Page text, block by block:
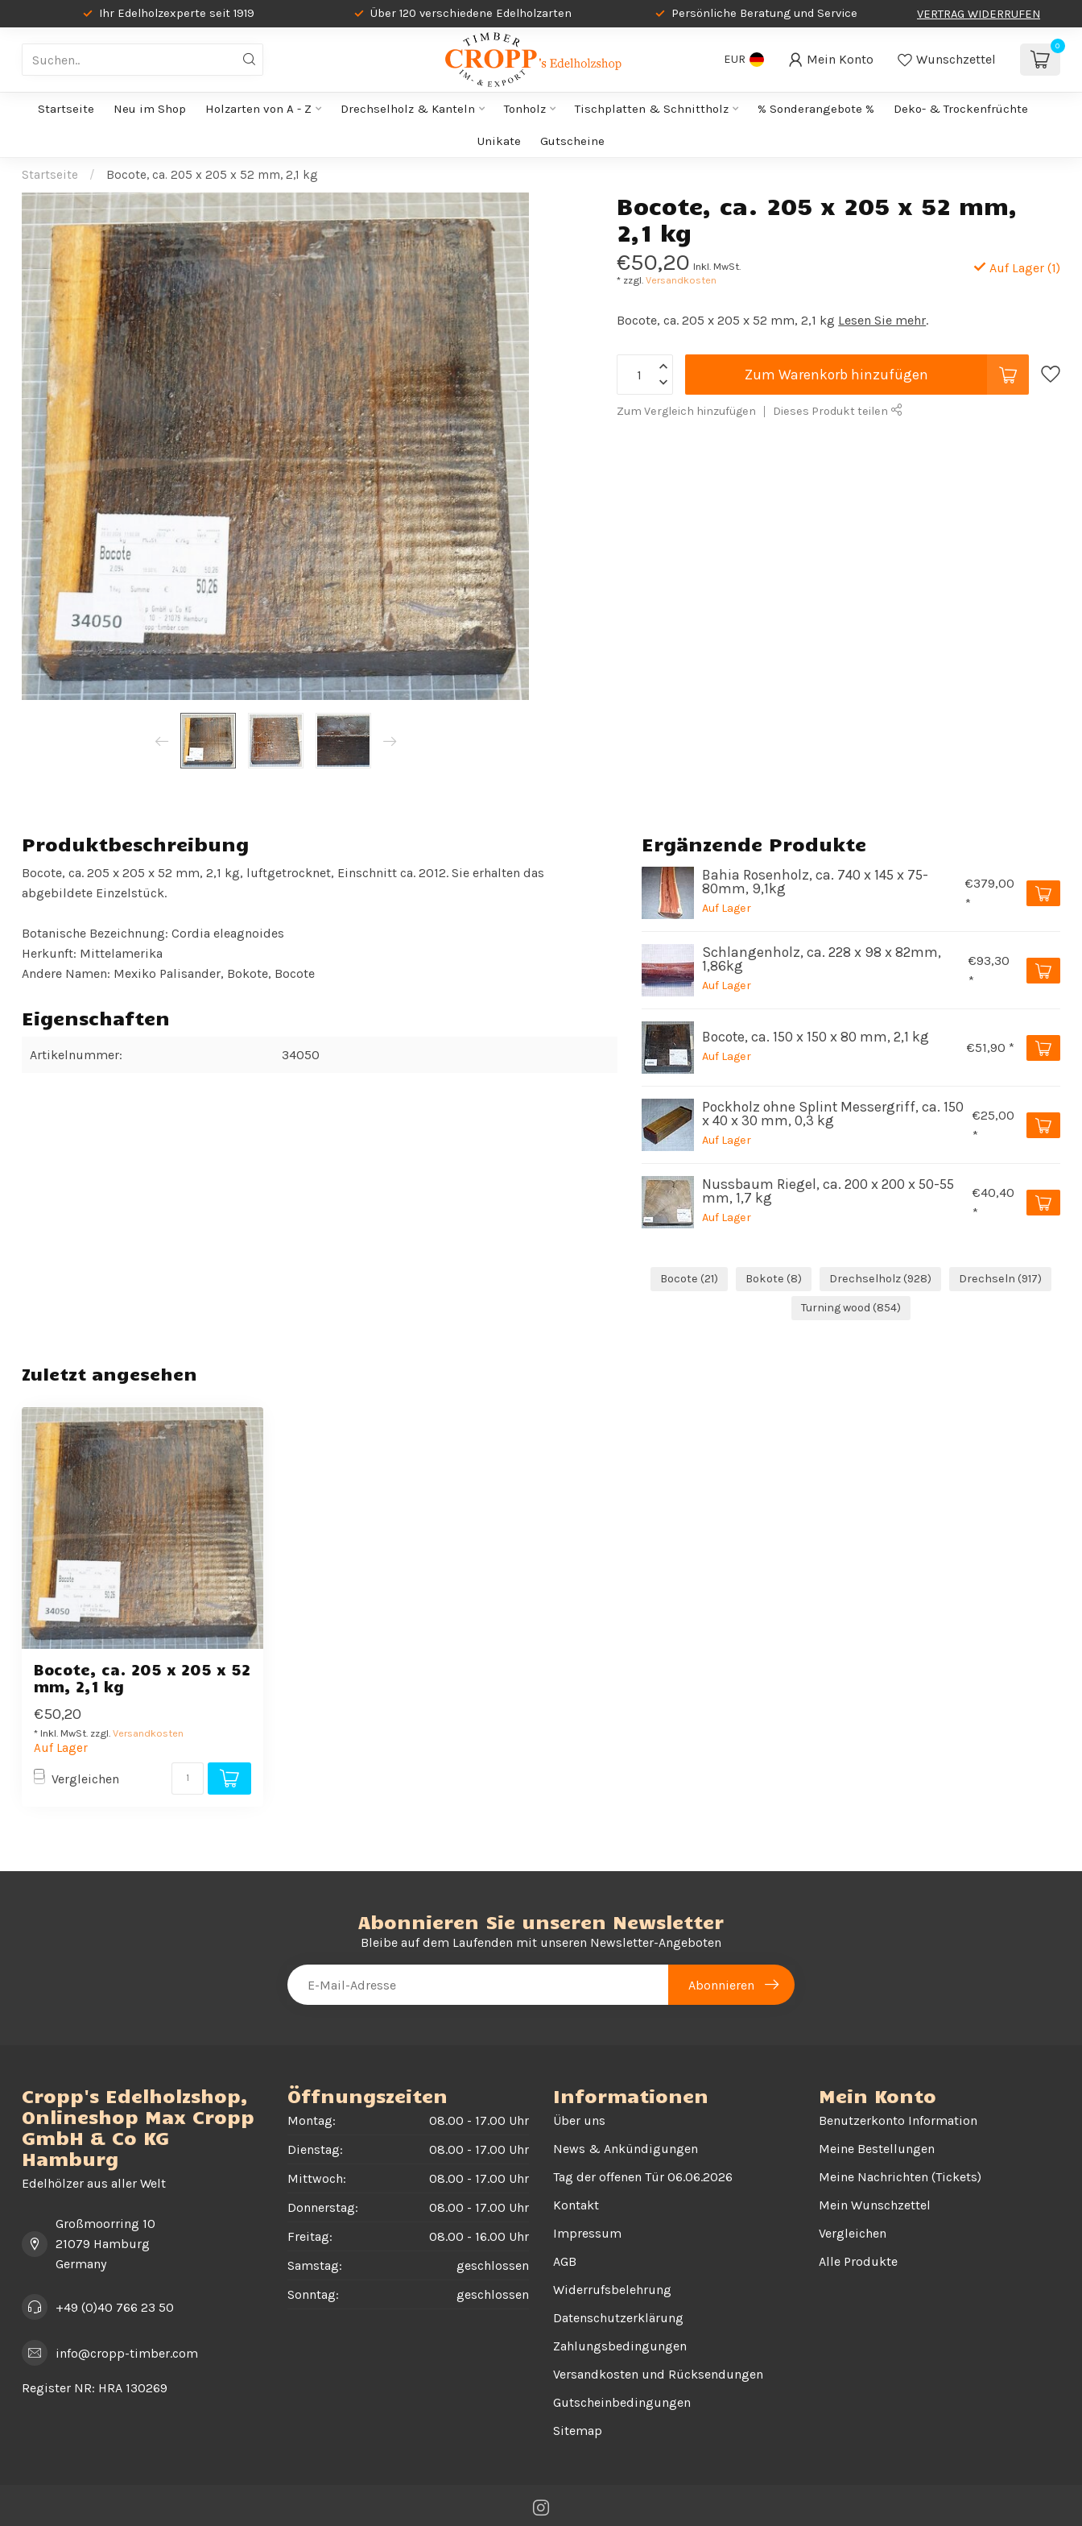
Ihr Edelholzexperte seit 1919 Über 120 verschiedene Edelholzarten Persönliche Beratung und Service VERTRAG WIDERRUFEN
EUR Mein Konto Wunschzettel
0
Startseite Neu im Shop Holzarten von A - Z Drechselholz & Kanteln Tonholz Tischplatten & Schnittholz % Sonderangebote % Deko- & Trockenfrüchte
Unikate Gutscheine
Startseite / Bocote, ca. 205 x 205 x 52 mm, 2,1 kg
Bocote, ca. 205 x 205 x 52 mm,
2,1 kg
€50,20 Inkl. MwSt.
* zzgl.Versandkosten
Auf Lager (1)
Bocote, ca. 205 x 205 x 52 mm, 2,1 kg Lesen Sie mehr.
Zum Warenkorb hinzufügen
Zum Vergleich hinzufügen Dieses Produkt teilen
Produktbeschreibung
Bocote, ca. 205 x 205 x 52 mm, 2,1 kg, luftgetrocknet, Einschnitt ca. 2012. Sie erhalten das
abgebildete Einzelstück.
Botanische Bezeichnung: Cordia eleagnoides
Herkunft: Mittelamerika
Andere Namen: Mexiko Palisander, Bokote, Bocote
Eigenschaften
Artikelnummer: 34050
Ergänzende Produkte
Bahia Rosenholz, ca. 740 x 145 x 75-
80mm, 9,1kg
Auf Lager
€379,00
*
Schlangenholz, ca. 228 x 98 x 82mm,
1,86kg
Auf Lager
€93,30
*
Bocote, ca. 150 x 150 x 80 mm, 2,1 kg
Auf Lager
€51,90 *
Pockholz ohne Splint Messergriff, ca. 150
x 40 x 30 mm, 0,3 kg
Auf Lager
€25,00
*
Nussbaum Riegel, ca. 200 x 200 x 50-55
mm, 1,7 kg
Auf Lager
€40,40
*
Bocote (21) Bokote (8) Drechselholz (928) Drechseln (917)
Turning wood (854)
Zuletzt angesehen
Bocote, ca. 205 x 205 x 52
mm, 2,1 kg
€50,20
* Inkl. MwSt. zzgl. Versandkosten
Auf Lager
Vergleichen
Abonnieren Sie unseren Newsletter
Bleibe auf dem Laufenden mit unseren Newsletter-Angeboten
Abonnieren
Cropp's Edelholzshop,
Onlineshop Max Cropp
GmbH & Co KG
Hamburg
Edelhölzer aus aller Welt
Großmoorring 10
21079 Hamburg
Germany
+49 (0)40 766 23 50
info@cropp-timber.com
Register NR: HRA 130269
Öffnungszeiten
Montag:
08.00 - 17.00 Uhr
Dienstag:
08.00 - 17.00 Uhr
Mittwoch:
08.00 - 17.00 Uhr
Donnerstag:
08.00 - 17.00 Uhr
Freitag:
08.00 - 16.00 Uhr
Samstag:
geschlossen
Sonntag:
geschlossen
Informationen
Über uns
News & Ankündigungen
Tag der offenen Tür 06.06.2026
Kontakt
Impressum
AGB
Widerrufsbelehrung
Datenschutzerklärung
Zahlungsbedingungen
Versandkosten und Rücksendungen
Gutscheinbedingungen
Sitemap
Mein Konto
Benutzerkonto Information
Meine Bestellungen
Meine Nachrichten (Tickets)
Mein Wunschzettel
Vergleichen
Alle Produkte